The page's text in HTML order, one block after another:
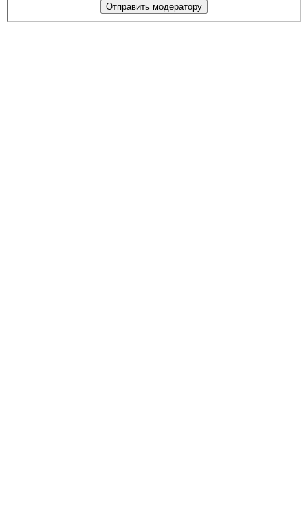
Отправить модератору